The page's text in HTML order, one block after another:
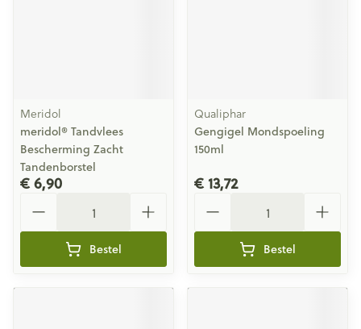
Meridol
meridol® Tandvlees
Bescherming Zacht
Tandenborstel
€ 6,90
Bestel
Qualiphar
Gengigel Mondspoeling
150ml
€ 13,72
Bestel